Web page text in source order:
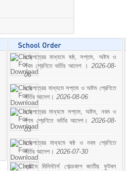
ছাড়পত্রের মাধ্যমে ষষ্ঠ, সপ্তম, অষ্টম ও
নবম শ্রেণিতে ভর্তির আদেশ । 2026-08-
06
ছাড়পত্রের মাধ্যমে সপ্তম ও অষ্টম শ্রেণিতে
ভর্তির আদেশ। 2026-08-06
ছাড়পত্রের মাধ্যমে সপ্তম, অষ্টম, নবম ও
দশম শ্রেণিতে ভর্তির আদেশ। 2026-08-
03
ছাড়পত্রের মাধ্যমে ষষ্ঠ ও নবম শ্রেণিতে
ভর্তির আদেশ। 2026-07-30
প্রাইম মিনিস্টার্স গোল্ডকাপ জাতীয় ফুটবল